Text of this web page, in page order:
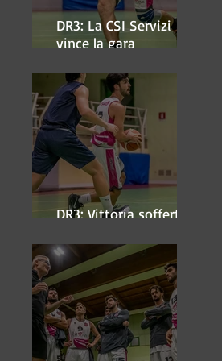
DR3: La CSI Servizi
vince la gara
DR3: Vittoria sofferta a